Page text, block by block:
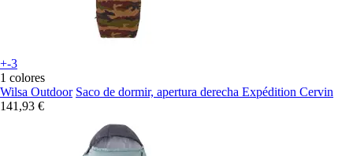
+-3
1 colores
Wilsa Outdoor Saco de dormir, apertura derecha Expédition Cervin
141,93 €